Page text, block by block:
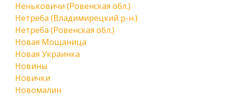
Неньковичи (Ровенская обл.)
Нетреба (Владимирецкий р-н.)
Нетреба (Ровенская обл.)
Новая Мощаница
Новая Украинка
Новины
Новички
Новомалин